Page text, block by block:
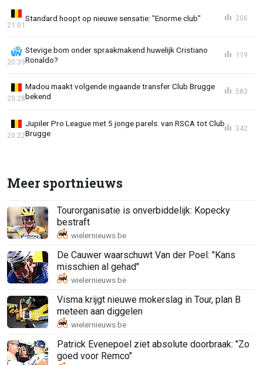
Standard hoopt op nieuwe sensatie: "Enorme club"
21:01
206
Stevige bom onder spraakmakend huwelijk Cristiano
Ronaldo?
20:39
119
Madou maakt volgende ingaande transfer Club Brugge
bekend
20:28
583
Jupiler Pro League met 5 jonge parels: van RSCA tot Club
Brugge
20:22
342
Meer sportnieuws
Tourorganisatie is onverbiddelijk: Kopecky
bestraft
De Cauwer waarschuwt Van der Poel: "Kans
misschien al gehad"
Visma krijgt nieuwe mokerslag in Tour, plan B
meteen aan diggelen
Patrick Evenepoel ziet absolute doorbraak: "Zo
goed voor Remco"